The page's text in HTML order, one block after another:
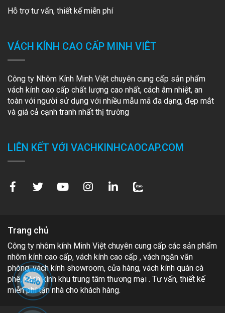
Trang chủ
Công ty nhôm kính Minh Việt chuyên cung cấp các sản phẩm
nhôm kính cao cấp, vách kính cao cấp , vách ngăn văn
phòng, vách kính showroom, cửa hàng, vách kính quán cà
phê, vách kính khu trung tâm thương mại . Tư vấn, thiết kế
miễn phí tận nhà cho khách hàng.
Hỗ trợ tư vấn, thiết kế miễn phí
VÁCH KÍNH CAO CẤP MINH VIÊT
Công ty Nhôm Kính Minh Việt chuyên cung cấp sản phẩm
vách kính cao cấp chất lượng cao nhất, cách âm nhiệt, an
toàn với người sử dụng với nhiều mẫu mã đa dạng, đẹp mắt
và giá cả cạnh tranh nhất thị trường
LIÊN KẾT VỚI VACHKINHCAOCAP.COM